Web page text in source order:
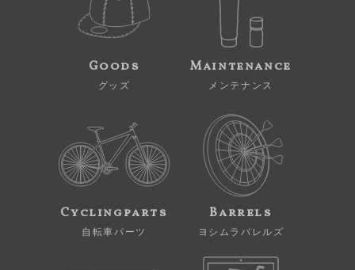
Goods
グッズ
Maintenance
メンテナンス
Cyclingparts
自転車パーツ
Barrels
ヨシムラバレルズ